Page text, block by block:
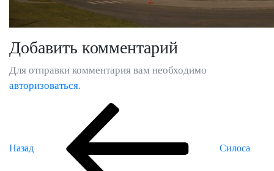
Добавить комментарий
Для отправки комментария вам необходимо
авторизоваться.
Навигация
по
Назад Силоса